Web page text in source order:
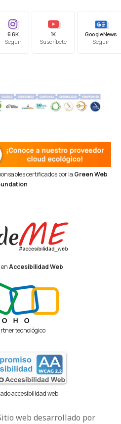
6.6K
Seguir
1K
Suscríbete
Google News
Seguir
certificados por la Green Web
Accesibilidad Web
tecnológico
accesibilidad web
web desarrollado por